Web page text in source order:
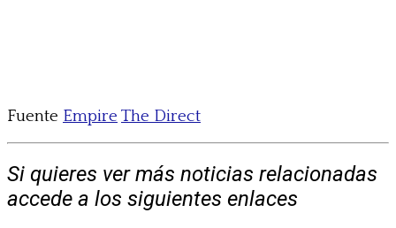
Fuente Empire The Direct
Si quieres ver más noticias relacionadas
accede a los siguientes enlaces